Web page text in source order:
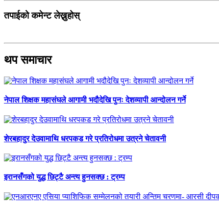
तपाईको कमेन्ट लेख्नुहोस्
थप समाचार
नेपाल शिक्षक महासंघले आगामी भदौदेखि पुनः देशव्यापी आन्दोलन गर्ने
शेरबहादुर देउवामाथि धरपकड गरे प्रतिरोधमा उत्रने चेतावनी
इरानसँगको युद्ध छिट्टै अन्त्य हुनसक्छ : ट्रम्प